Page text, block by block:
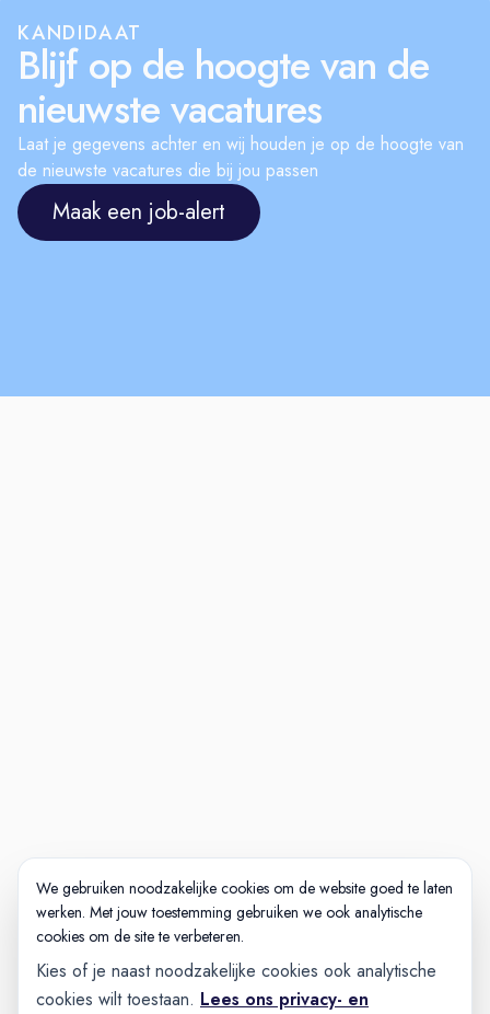
vacature wordt niet op prijs gesteld.
KANDIDAAT
Blijf op de hoogte van de
nieuwste vacatures
Laat je gegevens achter en wij houden je op de hoogte van
de nieuwste vacatures die bij jou passen
Maak een job-alert
We gebruiken noodzakelijke cookies om de website goed te laten
werken. Met jouw toestemming gebruiken we ook analytische
cookies om de site te verbeteren.
Kies of je naast noodzakelijke cookies ook analytische
cookies wilt toestaan. Lees ons privacy- en